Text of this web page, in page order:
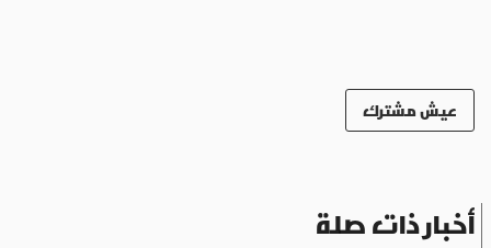
عيش مشترك
أخبار ذات صلة